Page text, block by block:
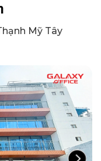
Mỹ Tây